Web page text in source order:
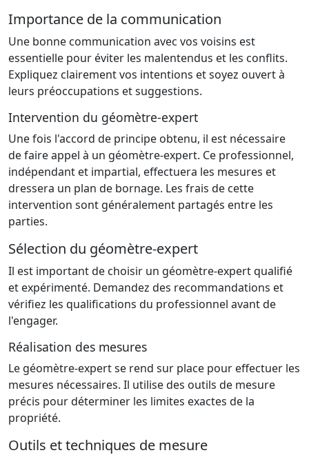
Importance de la communication
Une bonne communication avec vos voisins est
essentielle pour éviter les malentendus et les conflits.
Expliquez clairement vos intentions et soyez ouvert à
leurs préoccupations et suggestions.
Intervention du géomètre-expert
Une fois l'accord de principe obtenu, il est nécessaire
de faire appel à un géomètre-expert. Ce professionnel,
indépendant et impartial, effectuera les mesures et
dressera un plan de bornage. Les frais de cette
intervention sont généralement partagés entre les
parties.
Sélection du géomètre-expert
Il est important de choisir un géomètre-expert qualifié
et expérimenté. Demandez des recommandations et
vérifiez les qualifications du professionnel avant de
l'engager.
Réalisation des mesures
Le géomètre-expert se rend sur place pour effectuer les
mesures nécessaires. Il utilise des outils de mesure
précis pour déterminer les limites exactes de la
propriété.
Outils et techniques de mesure